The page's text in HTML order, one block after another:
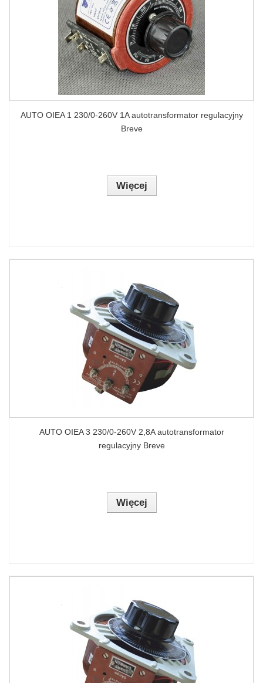
AUTO OIEA 1 230/0-260V 1A autotransformator regulacyjny
Breve
Więcej
AUTO OIEA 3 230/0-260V 2,8A autotransformator
regulacyjny Breve
Więcej